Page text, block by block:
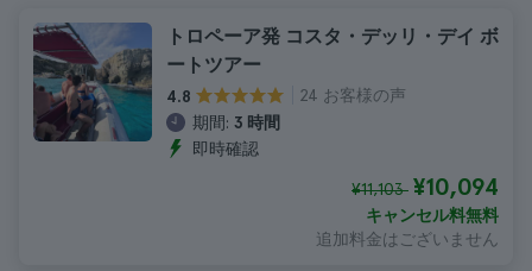
トロペーア発 コスタ・デッリ・デイ ボ
ートツアー
4.8
24 お客様の声
期間: 3 時間
即時確認
¥11,103 ¥10,094
キャンセル料無料
追加料金はございません